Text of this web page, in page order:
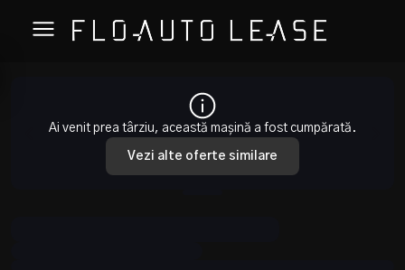
Ai venit prea târziu, această mașină a fost cumpărată.
Vezi alte oferte similare